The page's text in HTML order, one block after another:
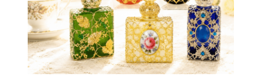
4.30 週末のプラハレポート見てください〜！
4.30
チェコの2つの工房から新作のボタンをアップして
おります！
4.27 只今人気のガラスカボション、再入荷販売中です！